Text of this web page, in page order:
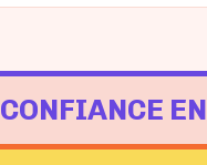
CONFIANCE